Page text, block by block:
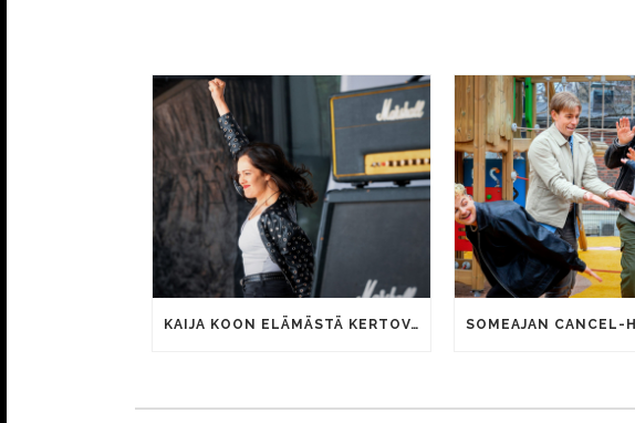
KAIJA KOON ELÄMÄSTÄ KERTOVAN KAUNIS RIETAS ONNELLINEN -ELOKUVAN TRAILER JULKI